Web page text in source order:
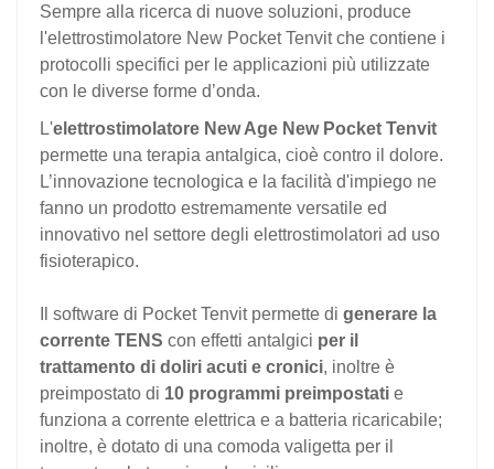
Sempre alla ricerca di nuove soluzioni, produce
l'elettrostimolatore New Pocket Tenvit che contiene i
protocolli specifici per le applicazioni più utilizzate
con le diverse forme d’onda.
L'elettrostimolatore New Age New Pocket Tenvit
permette una terapia antalgica, cioè contro il dolore.
L’innovazione tecnologica e la facilità d'impiego ne
fanno un prodotto estremamente versatile ed
innovativo nel settore degli elettrostimolatori ad uso
fisioterapico.
Il software di Pocket Tenvit permette di generare la
corrente TENS con effetti antalgici per il
trattamento di doliri acuti e cronici, inoltre è
preimpostato di 10 programmi preimpostati e
funziona a corrente elettrica e a batteria ricaricabile;
inoltre, è dotato di una comoda valigetta per il